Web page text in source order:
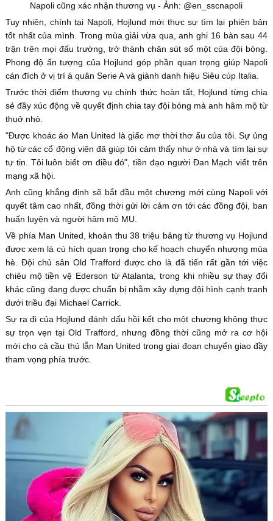
Napoli cũng xác nhận thương vụ - Ảnh: @en_sscnapoli
Tuy nhiên, chính tại Napoli, Hojlund mới thực sự tìm lại phiên bản
tốt nhất của mình. Trong mùa giải vừa qua, anh ghi 16 bàn sau 44
trận trên mọi đấu trường, trở thành chân sút số một của đội bóng.
Phong độ ấn tượng của Hojlund góp phần quan trọng giúp Napoli
cán đích ở vị trí á quân Serie A và giành danh hiệu Siêu cúp Italia.
Trước thời điểm thương vụ chính thức hoàn tất, Hojlund từng chia
sẻ đầy xúc động về quyết định chia tay đội bóng mà anh hâm mộ từ
thuở nhỏ.
"Được khoác áo Man United là giấc mơ thời thơ ấu của tôi. Sự ủng
hộ từ các cổ động viên đã giúp tôi cảm thấy như ở nhà và tìm lại sự
tự tin. Tôi luôn biết ơn điều đó", tiền đạo người Đan Mạch viết trên
mạng xã hội.
Anh cũng khẳng định sẽ bắt đầu một chương mới cùng Napoli với
quyết tâm cao nhất, đồng thời gửi lời cảm ơn tới các đồng đội, ban
huấn luyện và người hâm mộ MU.
Về phía Man United, khoản thu 38 triệu bảng từ thương vụ Hojlund
được xem là cú hích quan trọng cho kế hoạch chuyển nhượng mùa
hè. Đội chủ sân Old Trafford được cho là đã tiến rất gần tới việc
chiêu mộ tiền vệ Ederson từ Atalanta, trong khi nhiều sự thay đổi
khác cũng đang được chuẩn bị nhằm xây dựng đội hình cạnh tranh
dưới triều đại Michael Carrick.
Sự ra đi của Hojlund đánh dấu hồi kết cho một chương không thực
sự trọn vẹn tại Old Trafford, nhưng đồng thời cũng mở ra cơ hội
mới cho cả cầu thủ lẫn Man United trong giai đoạn chuyển giao đầy
tham vọng phía trước.